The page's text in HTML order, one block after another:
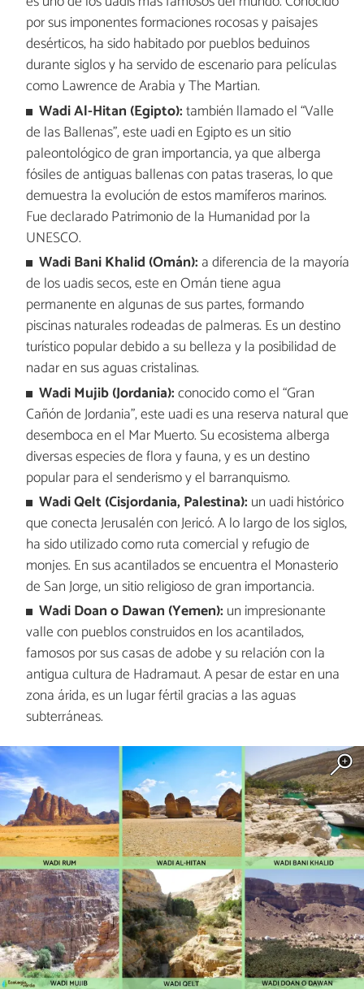
por sus imponentes formaciones rocosas y paisajes
desérticos, ha sido habitado por pueblos beduinos
durante siglos y ha servido de escenario para películas
como Lawrence de Arabia y The Martian.
Wadi Al-Hitan (Egipto):también llamado el “Valle
de las Ballenas”, este uadi en Egipto es un sitio
paleontológico de gran importancia, ya que alberga
fósiles de antiguas ballenas con patas traseras, lo que
demuestra la evolución de estos mamíferos marinos.
Fue declarado Patrimonio de la Humanidad por la
UNESCO.
Wadi Bani Khalid (Omán): a diferencia de la mayoría
de los uadis secos, este en Omán tiene agua
permanente en algunas de sus partes, formando
piscinas naturales rodeadas de palmeras. Es un destino
turístico popular debido a su belleza y la posibilidad de
nadar en sus aguas cristalinas.
Wadi Mujib (Jordania):conocido como el “Gran
Cañón de Jordania”, este uadi es una reserva natural que
desemboca en el Mar Muerto. Su ecosistema alberga
diversas especies de flora y fauna, y es un destino
popular para el senderismo y el barranquismo.
Wadi Qelt (Cisjordania, Palestina): un uadi histórico
que conecta Jerusalén con Jericó. A lo largo de los siglos,
ha sido utilizado como ruta comercial y refugio de
monjes. En sus acantilados se encuentra el Monasterio
de San Jorge, un sitio religioso de gran importancia.
Wadi Doan o Dawan (Yemen): un impresionante
valle con pueblos construidos en los acantilados,
famosos por sus casas de adobe y su relación con la
antigua cultura de Hadramaut. A pesar de estar en una
zona árida, es un lugar fértil gracias a las aguas
subterráneas.